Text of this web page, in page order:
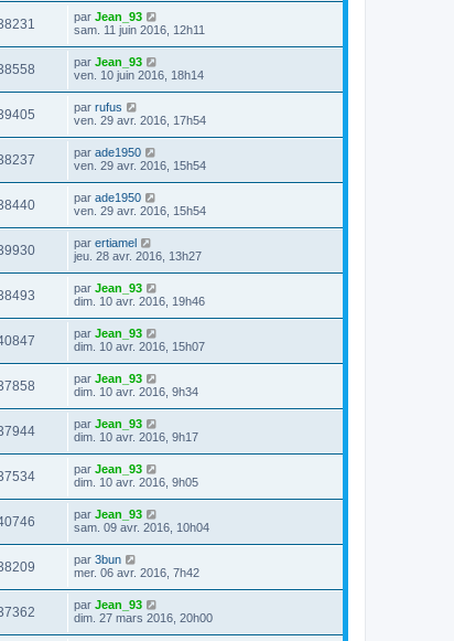
par Jean_93
sam. 11 juin 2016, 12h11
par Jean_93
ven. 10 juin 2016, 18h14
par rufus
ven. 29 avr. 2016, 17h54
par ade1950
ven. 29 avr. 2016, 15h54
par ade1950
ven. 29 avr. 2016, 15h54
par ertiamel
jeu. 28 avr. 2016, 13h27
par Jean_93
dim. 10 avr. 2016, 19h46
par Jean_93
dim. 10 avr. 2016, 15h07
par Jean_93
dim. 10 avr. 2016, 9h34
par Jean_93
dim. 10 avr. 2016, 9h17
par Jean_93
dim. 10 avr. 2016, 9h05
par Jean_93
sam. 09 avr. 2016, 10h04
par 3bun
mer. 06 avr. 2016, 7h42
par Jean_93
dim. 27 mars 2016, 20h00